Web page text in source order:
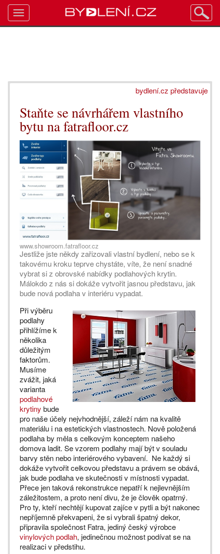
bydlení.cz představuje
Staňte se návrhářem vlastního
bytu na fatrafloor.cz
www.showroom.fatrafloor.cz
Jestliže jste někdy zařizovali vlastní bydlení, nebo se k
takovému kroku teprve chystáte, víte, že není snadné
vybrat si z obrovské nabídky podlahových krytin.
Málokdo z nás si dokáže vytvořit jasnou představu, jak
bude nová podlaha v interiéru vypadat.
Při výběru
podlahy
přihlížíme k
několika
důležitým
faktorům.
Musíme
zvážit, jaká
varianta
podlahové
krytiny bude
pro naše účely nejvhodnější, záleží nám na kvalitě
materiálu i na estetických vlastnostech. Nově položená
podlaha by měla s celkovým konceptem našeho
domova ladit. Se vzorem podlahy mají být v souladu
barvy stěn nebo interiérového vybavení. Ne každý si
dokáže vytvořit celkovou představu a právem se obává,
jak bude podlaha ve skutečnosti v místnosti vypadat.
Přece jen taková rekonstrukce nepatří k nejlevnějším
záležitostem, a proto není divu, že je člověk opatrný.
Pro ty, kteří nechtějí kupovat zajíce v pytli a být nakonec
nepříjemně překvapeni, že si vybrali špatný dekor,
připravila společnost Fatra, jediný český výrobce
vinylových podlah, jedinečnou možnost podívat se na
realizaci v předstihu.
Toggle
navigation